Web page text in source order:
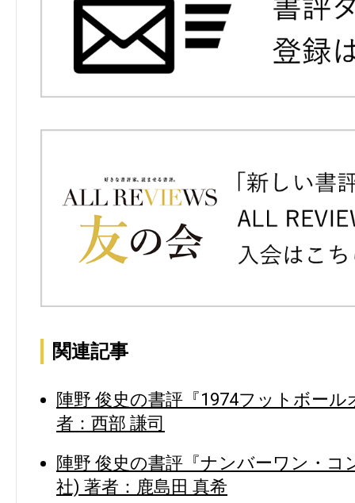
関連記事
陣野 俊史の書評『1974フットボー
者：西部 謙司
陣野 俊史の書評『ナンバーワン・
社) 著者：鹿島田 真希